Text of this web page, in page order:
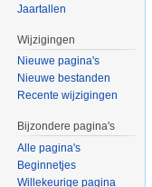
Jaartallen
Wijzigingen
Nieuwe pagina's
Nieuwe bestanden
Recente wijzigingen
Bijzondere pagina's
Alle pagina's
Beginnetjes
Willekeurige pagina